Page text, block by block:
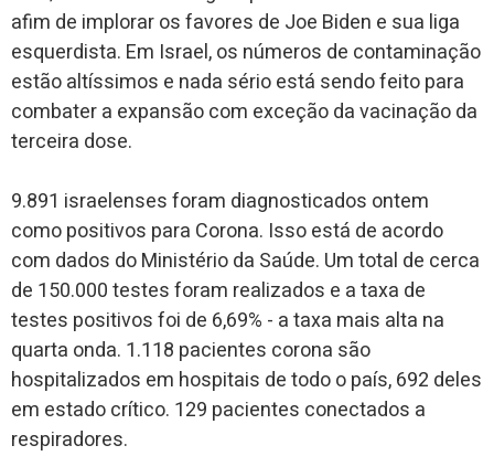
afim de implorar os favores de Joe Biden e sua liga
esquerdista. Em Israel, os números de contaminação
estão altíssimos e nada sério está sendo feito para
combater a expansão com exceção da vacinação da
terceira dose.
9.891 israelenses foram diagnosticados ontem
como positivos para Corona. Isso está de acordo
com dados do Ministério da Saúde. Um total de cerca
de 150.000 testes foram realizados e a taxa de
testes positivos foi de 6,69% ​​- a taxa mais alta na
quarta onda. 1.118 pacientes corona são
hospitalizados em hospitais de todo o país, 692 deles
em estado crítico. 129 pacientes conectados a
respiradores.